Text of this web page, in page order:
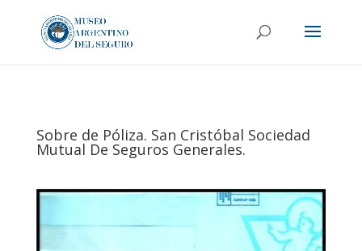
Sobre de Póliza. San Cristóbal Sociedad
Mutual De Seguros Generales.